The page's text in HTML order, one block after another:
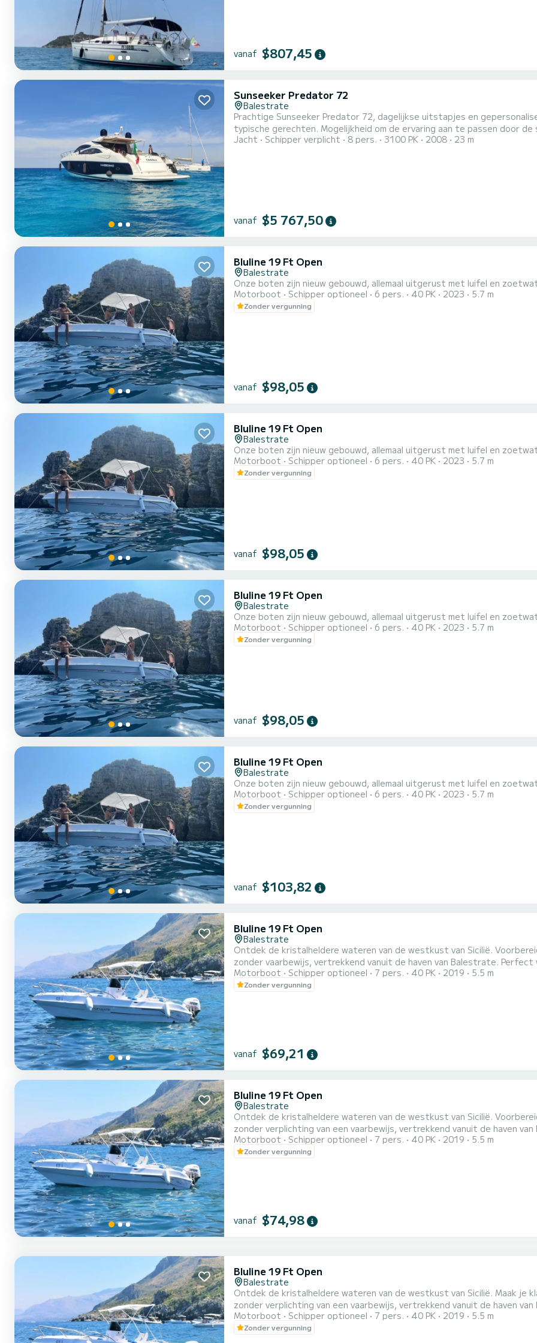
vanaf $807,45
Sunseeker Predator 72
Balestrate
Prachtige Sunseeker Predator 72, dagelijkse uitstapjes en
typische gerechten. Mogelijkheid om de ervaring aan te passen door
hoogwaardige wijnen (extra kosten)
Jacht Schipper verplicht 8 pers. 3100 PK 2008 23 m
vanaf $5 767,50
Bluline 19 Ft Open
Balestrate
Onze boten zijn nieuw gebouwd, allemaal uitgerust met luifel en
Motorboot
Schipper optioneel 6 pers. 40 PK 2023 5.7 m
Zonder vergunning
vanaf $98,05
Bluline 19 Ft Open
Balestrate
Onze boten zijn nieuw gebouwd, allemaal uitgerust met luifel en
Motorboot
Schipper optioneel 6 pers. 40 PK 2023 5.7 m
Zonder vergunning
vanaf $98,05
Bluline 19 Ft Open
Balestrate
Onze boten zijn nieuw gebouwd, allemaal uitgerust met luifel en
Motorboot
Schipper optioneel 6 pers. 40 PK 2023 5.7 m
Zonder vergunning
vanaf $98,05
Bluline 19 Ft Open
Balestrate
Onze boten zijn nieuw gebouwd, allemaal uitgerust met luifel en
Motorboot
Schipper optioneel 6 pers. 40 PK 2023 5.7 m
Zonder vergunning
vanaf $103,82
Bluline 19 Ft Open
Balestrate
Ontdek de kristalheldere wateren van de westkust van Sicilië.
zonder vaarbewijs, vertrekkend vanuit de haven van Balestrate.
in staat om de prachtige westkust van Sicilië te verkennen, met
Onmisbare route: Verken de prachtige kust van Castellammare del
Motorboot Schipper optioneel 7 pers. 40 PK 2019 5.5 m
Zonder vergunning
vanaf $69,21
Bluline 19 Ft Open
Balestrate
Ontdek de kristalheldere wateren van de westkust van Sicilië.
zonder verplichting van een vaarbewijs, vertrekkend vanuit de haven
deze boot stelt je in staat om de prachtige westkust van Sicilië te
uitzichten en veel zon. Onmisbare route: Verken de prachtige kust van
Motorboot Schipper optioneel 7 pers. 40 PK 2019 5.5 m
Zonder vergunning
vanaf $74,98
Bluline 19 Ft Open
Balestrate
Ontdek de kristalheldere wateren van de westkust van Sicilië. Maak je klaar voor een dag van puur ontspanning, met een verhuur
zonder verplichting van een vaarbewijs, vertrekkend vanuit de haven
deze boot stelt je in staat om de prachtige westkust van Sicilië te
Motorboot Schipper optioneel 7 pers. 40 PK 2019 5.5 m
Zonder vergunning